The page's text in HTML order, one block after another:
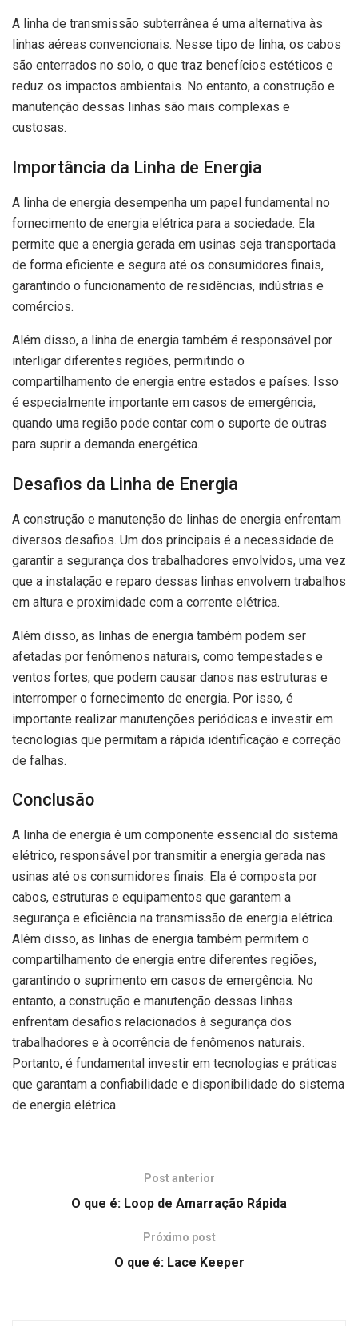
A linha de transmissão subterrânea é uma alternativa às
linhas aéreas convencionais. Nesse tipo de linha, os cabos
são enterrados no solo, o que traz benefícios estéticos e
reduz os impactos ambientais. No entanto, a construção e
manutenção dessas linhas são mais complexas e
custosas.
Importância da Linha de Energia
A linha de energia desempenha um papel fundamental no
fornecimento de energia elétrica para a sociedade. Ela
permite que a energia gerada em usinas seja transportada
de forma eficiente e segura até os consumidores finais,
garantindo o funcionamento de residências, indústrias e
comércios.
Além disso, a linha de energia também é responsável por
interligar diferentes regiões, permitindo o
compartilhamento de energia entre estados e países. Isso
é especialmente importante em casos de emergência,
quando uma região pode contar com o suporte de outras
para suprir a demanda energética.
Desafios da Linha de Energia
A construção e manutenção de linhas de energia enfrentam
diversos desafios. Um dos principais é a necessidade de
garantir a segurança dos trabalhadores envolvidos, uma vez
que a instalação e reparo dessas linhas envolvem trabalhos
em altura e proximidade com a corrente elétrica.
Além disso, as linhas de energia também podem ser
afetadas por fenômenos naturais, como tempestades e
ventos fortes, que podem causar danos nas estruturas e
interromper o fornecimento de energia. Por isso, é
importante realizar manutenções periódicas e investir em
tecnologias que permitam a rápida identificação e correção
de falhas.
Conclusão
A linha de energia é um componente essencial do sistema
elétrico, responsável por transmitir a energia gerada nas
usinas até os consumidores finais. Ela é composta por
cabos, estruturas e equipamentos que garantem a
segurança e eficiência na transmissão de energia elétrica.
Além disso, as linhas de energia também permitem o
compartilhamento de energia entre diferentes regiões,
garantindo o suprimento em casos de emergência. No
entanto, a construção e manutenção dessas linhas
enfrentam desafios relacionados à segurança dos
trabalhadores e à ocorrência de fenômenos naturais.
Portanto, é fundamental investir em tecnologias e práticas
que garantam a confiabilidade e disponibilidade do sistema
de energia elétrica.
Post anterior
O que é: Loop de Amarração Rápida
Próximo post
O que é: Lace Keeper